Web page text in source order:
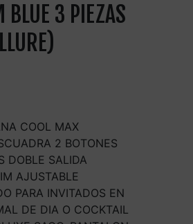
BLUE 3 PIEZAS
COOL MAX
2 BOTONES
DOBLE SALIDA
AJUSTABLE
PARA INVITADOS EN
DE DIA O COCKTAIL